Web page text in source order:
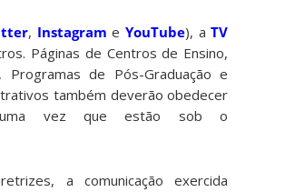
, Instagram e YouTube), aTV
Páginas de Centros de Ensino,
Programas de Pós-Graduação e
também deverão obedecer
vez que estão sob o
a comunicação exercida